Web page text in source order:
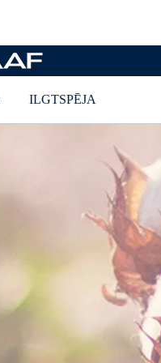
ILGTSPĒJA